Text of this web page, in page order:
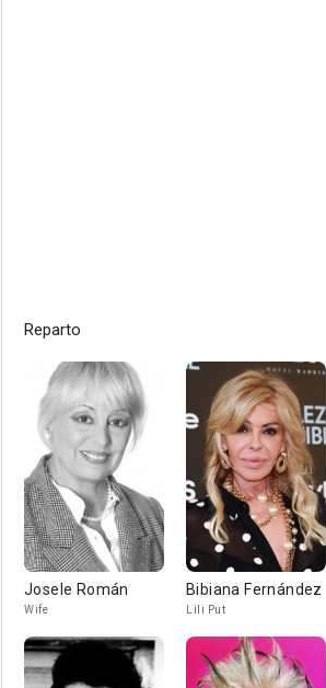
Reparto
Josele Román
Wife
Bibiana Fernández
Lili Put